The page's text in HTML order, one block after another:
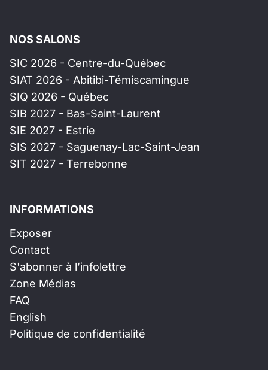
NOS SALONS
SIC 2026 - Centre-du-Québec
SIAT 2026 - Abitibi-Témiscamingue
SIQ 2026 - Québec
SIB 2027 - Bas-Saint-Laurent
SIE 2027 - Estrie
SIS 2027 - Saguenay-Lac-Saint-Jean
SIT 2027 - Terrebonne
INFORMATIONS
Exposer
Contact
S'abonner à l’infolettre
Zone Médias
FAQ
English
Politique de confidentialité